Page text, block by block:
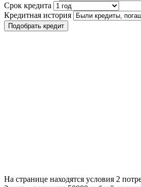
Срок кредита
Кредитная история
Подобрать кредит
На странице находятся условия 2